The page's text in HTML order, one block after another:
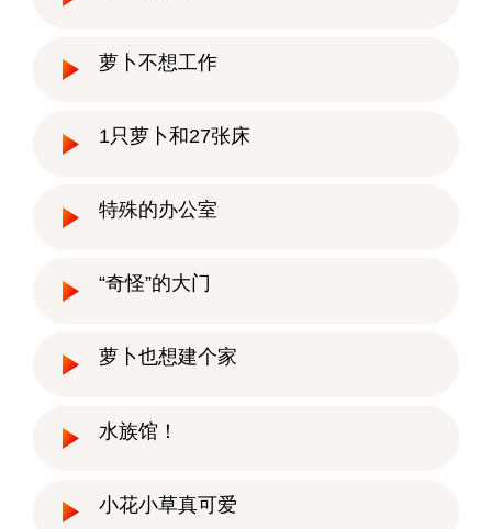
萝卜不想工作
1只萝卜和27张床
特殊的办公室
“奇怪”的大门
萝卜也想建个家
水族馆！
小花小草真可爱